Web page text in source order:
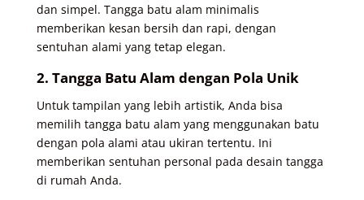
dan simpel. Tangga batu alam minimalis
memberikan kesan bersih dan rapi, dengan
sentuhan alami yang tetap elegan.
2. Tangga Batu Alam dengan Pola Unik
Untuk tampilan yang lebih artistik, Anda bisa
memilih tangga batu alam yang menggunakan batu
dengan pola alami atau ukiran tertentu. Ini
memberikan sentuhan personal pada desain tangga
di rumah Anda.